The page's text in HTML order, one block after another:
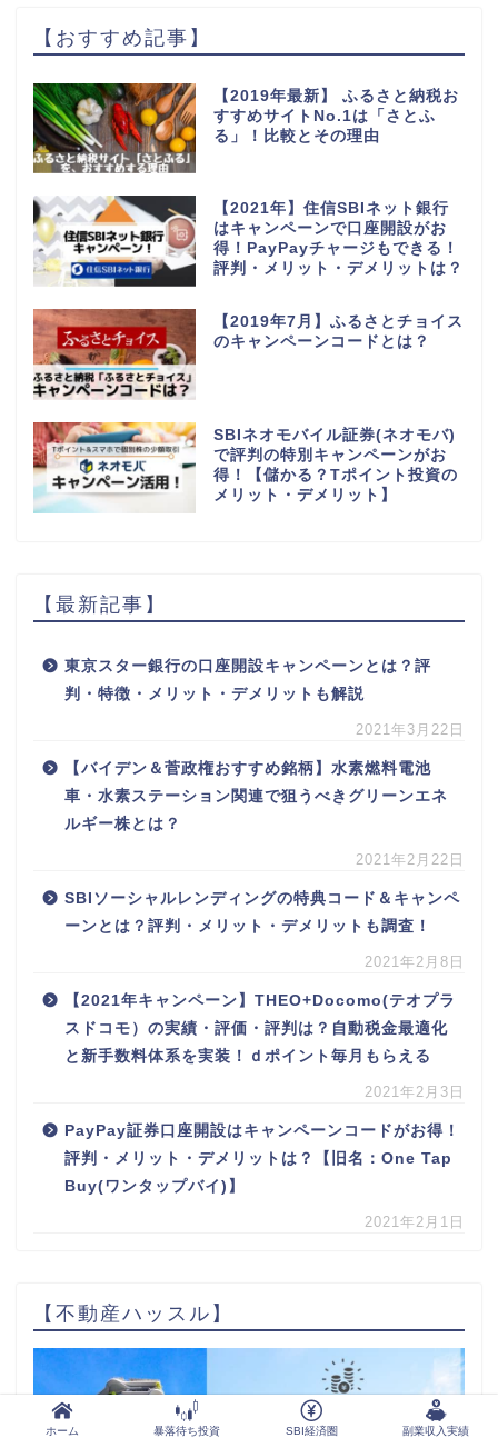
【おすすめ記事】
【2019年最新】 ふるさと納税お
すすめサイトNo.1は「さとふ
る」！比較とその理由
【2021年】住信SBIネット銀行
はキャンペーンで口座開設がお
得！PayPayチャージもできる！
評判・メリット・デメリットは？
【2019年7月】ふるさとチョイス
のキャンペーンコードとは？
SBIネオモバイル証券(ネオモバ)
で評判の特別キャンペーンがお
得！【儲かる？Tポイント投資の
メリット・デメリット】
【最新記事】
東京スター銀行の口座開設キャンペーンとは？評
判・特徴・メリット・デメリットも解説
2021年3月22日
【バイデン＆菅政権おすすめ銘柄】水素燃料電池
車・水素ステーション関連で狙うべきグリーンエネ
ルギー株とは？
2021年2月22日
SBIソーシャルレンディングの特典コード＆キャンペ
ーンとは？評判・メリット・デメリットも調査！
2021年2月8日
【2021年キャンペーン】THEO+Docomo(テオプラ
スドコモ）の実績・評価・評判は？自動税金最適化
と新手数料体系を実装！ｄポイント毎月もらえる
2021年2月3日
PayPay証券口座開設はキャンペーンコードがお得！
評判・メリット・デメリットは？【旧名：One Tap
Buy(ワンタップバイ)】
2021年2月1日
【不動産ハッスル】
ホーム 暴落待ち投資 SBI経済圏 副業収入実績